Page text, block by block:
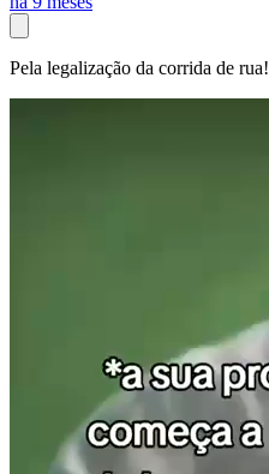
Pela legalização da corrida de rua!